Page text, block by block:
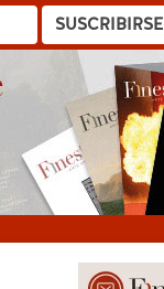
SUSCRIBIRSE